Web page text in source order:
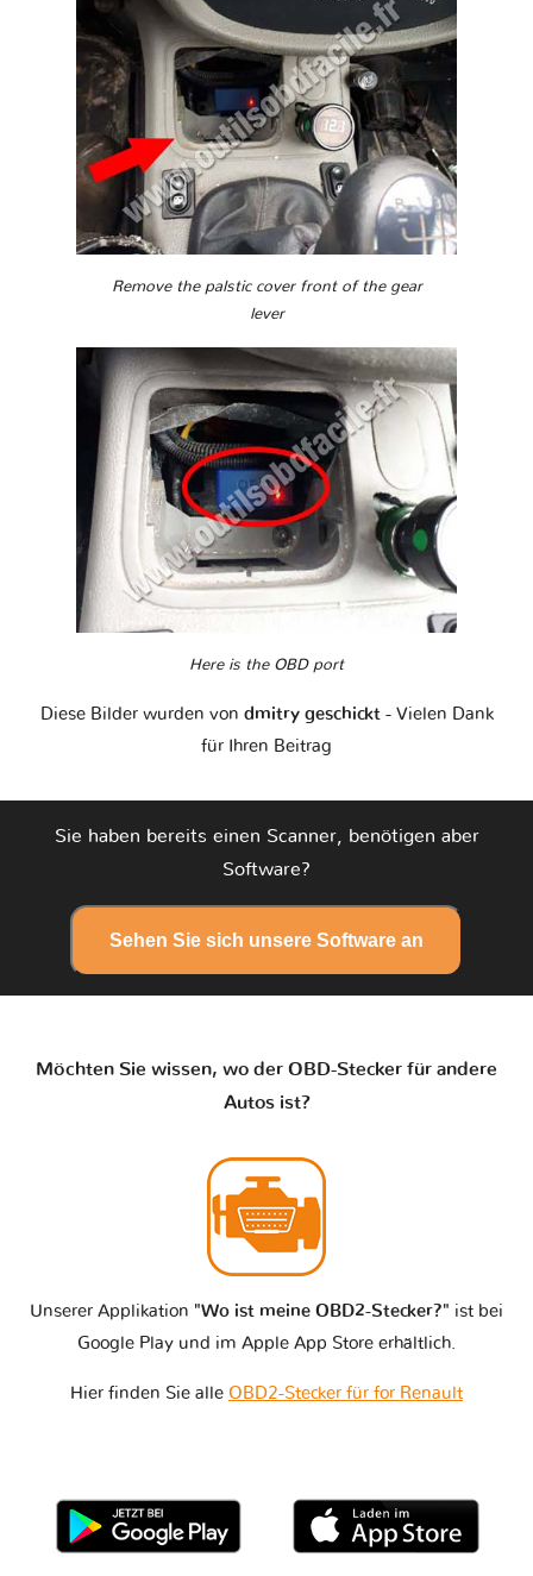
Remove the palstic cover front of the gear
lever
Here is the OBD port
Diese Bilder wurden von dmitry geschickt - Vielen Dank
für Ihren Beitrag
Sie haben bereits einen Scanner, benötigen aber
Software?
Sehen Sie sich unsere Software an
Möchten Sie wissen, wo der OBD-Stecker für andere
Autos ist?
Unserer Applikation "Wo ist meine OBD2-Stecker?" ist bei
Google Play und im Apple App Store erhältlich.
Hier finden Sie alle OBD2-Stecker für for Renault